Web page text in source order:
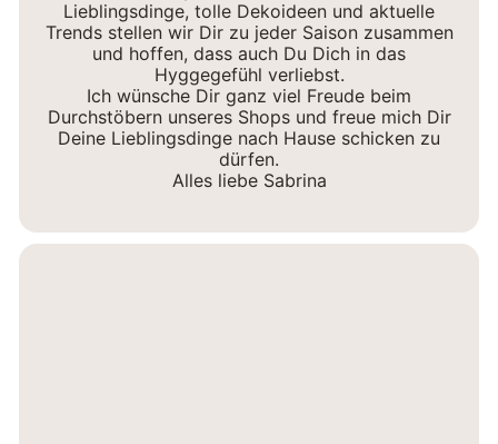
Lieblingsdinge, tolle Dekoideen und aktuelle
Trends stellen wir Dir zu jeder Saison zusammen
und hoffen, dass auch Du Dich in das
Hyggegefühl verliebst.
Ich wünsche Dir ganz viel Freude beim
Durchstöbern unseres Shops und freue mich Dir
Deine Lieblingsdinge nach Hause schicken zu
dürfen.
Alles liebe Sabrina